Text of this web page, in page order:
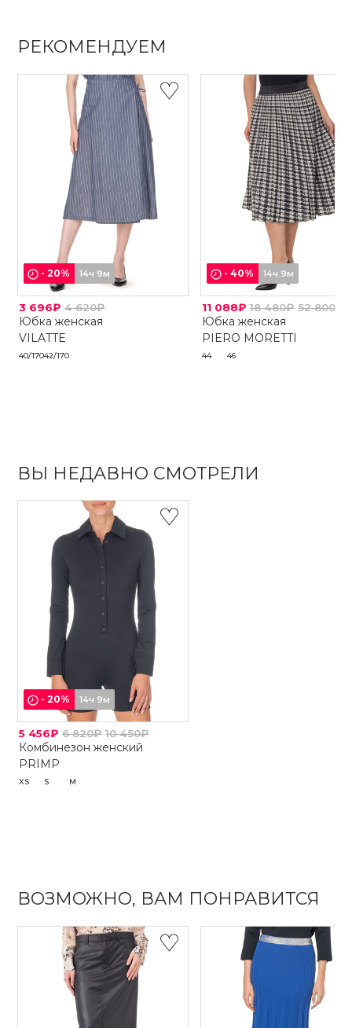
РЕКОМЕНДУЕМ
-20% 14ч 9м
3 696₽ 4 620₽
Юбка женская
VILATTE
40/17042/170
-40% 14ч 9м
11 088₽ 18 480₽ 52 800₽
Юбка женская
PIERO MORETTI
44 46
ВЫ НЕДАВНО СМОТРЕЛИ
-20% 14ч 9м
5 456₽ 6 820₽ 10 450₽
Комбинезон женский
PRIMP
XS S M
ВОЗМОЖНО, ВАМ ПОНРАВИТСЯ